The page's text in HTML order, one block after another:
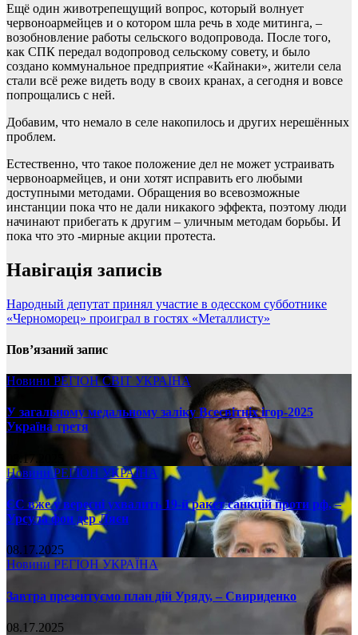
Ещё один животрепещущий вопрос, который волнует
червоноармейцев и о котором шла речь в ходе митинга, –
возобновление работы сельского водопровода. После того,
как СПК передал водопровод сельскому совету, и было
создано коммунальное предприятие «Кайнаки», жители села
стали всё реже видеть воду в своих кранах, а сегодня и вовсе
попрощались с ней.
Добавим, что немало в селе накопилось и других нерешённых
проблем.
Естественно, что такое положение дел не может устраивать
червоноармейцев, и они хотят исправить его любыми
доступными методами. Обращения во всевозможные
инстанции пока что не дали никакого эффекта, поэтому люди
начинают прибегать к другим – уличным методам борьбы. И
пока что это -мирные акции протеста.
Навігація записів
Народный депутат принял участие в одесском субботнике
«Черноморец» проиграл в гостях «Металлисту»
Пов’язаний запис
Новини РЕГІОНСВІТ УКРАЇНА
У загальному медальному заліку Всесвітніх ігор-2025
Україна третя
08.17.2025
НовиниРЕГІОН УКРАЇНА
ЄС вже у вересні ухвалить 19-й ракет санкцій проти рф, –
Урсула фон дер Ляєн
08.17.2025
Новини РЕГІОН УКРАЇНА
Завтра презентуємо план дій Уряду, – Свириденко
08.17.2025